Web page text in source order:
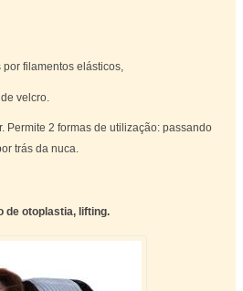
filamentos elásticos,
velcro.
Permite 2 formas de utilização: passando
trás da nuca.
de otoplastia, lifting.